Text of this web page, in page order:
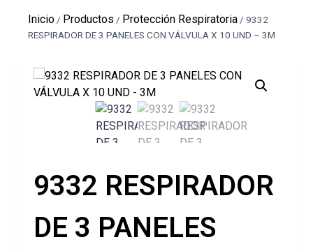
Inicio / Productos / Protección Respiratoria / 9332
RESPIRADOR DE 3 PANELES CON VÁLVULA X 10 UND – 3M
9332 RESPIRADOR
DE 3 PANELES